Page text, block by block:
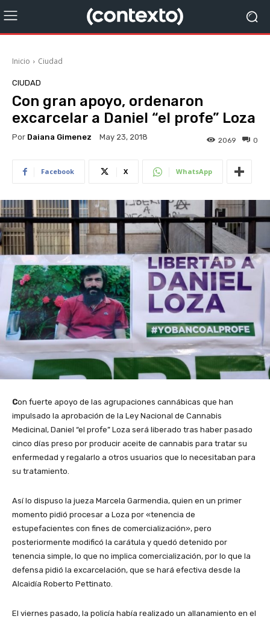
Inicio Ciudad
CIUDAD
Con gran apoyo, ordenaron
excarcelar a Daniel “el profe” Loza
Por Daiana Gimenez May 23, 2018 0
2069
Facebook X WhatsApp
Con fuerte apoyo de las agrupaciones cannábicas que han
impulsado la aprobación de la Ley Nacional de Cannabis
Medicinal, Daniel “el profe” Loza será liberado tras haber pasado
cinco días preso por producir aceite de cannabis para tratar su
enfermedad y regalarlo a otros usuarios que lo necesitaban para
su tratamiento.
Así lo dispuso la jueza Marcela Garmendia, quien en un primer
momento pidió procesar a Loza por «tenencia de
estupefacientes con fines de comercialización», pero
posteriormente modificó la carátula y quedó detenido por
tenencia simple, lo que no implica comercialización, por lo que la
defensa pidió la excarcelación, que se hará efectiva desde la
Alcaidía Roberto Pettinato.
El viernes pasado, la policía había realizado un allanamiento en el